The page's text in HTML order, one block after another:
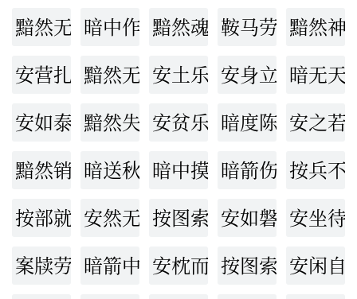
黯然无光暗中作梗黯然魂销鞍马劳顿黯然神
安营扎寨黯然无色安土乐业安身立命暗无天
安如泰山黯然失色安贫乐道暗度陈仓安之若
黯然销魂暗送秋波暗中摸索暗箭伤人按兵不
按部就班安然无恙按图索骥安如磐石安坐待
案牍劳形暗箭中人安枕而卧按图索骏安闲自